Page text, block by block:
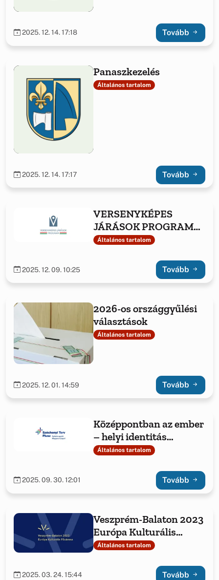
2025. 12. 14. 17:18 Tovább
Panaszkezelés
Általános tartalom
2025. 12. 14. 17:17 Tovább
VERSENYKÉPES
JÁRÁSOK PROGRAM
KERETÉBEN ELNYERT
Általános tartalom
2025. 12. 09. 10:25 Tovább
2026-os országgyűlési
választások
Általános tartalom
2025. 12. 01. 14:59 Tovább
Középpontban az ember
– helyi identitás
erősítése Jásdon és
Általános tartalom
2025. 09. 30. 12:01 Tovább
Veszprém-Balaton 2023
Európa Kulturális
Fővárosa
Általános tartalom
2025. 03. 24. 15:44 Tovább